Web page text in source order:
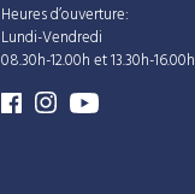
Heures d’ouverture:
Lundi-Vendredi
08.30h-12.00h et 13.30h-16.00h